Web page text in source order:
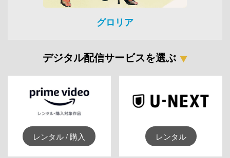
グロリア
デジタル配信サービスを選ぶ
レンタル / 購入 レンタル